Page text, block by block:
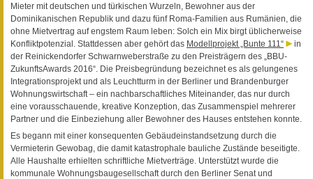
Mieter mit deutschen und türkischen Wurzeln, Bewohner aus der
Dominikanischen Republik und dazu fünf Roma-Familien aus Rumänien, die
ohne Mietvertrag auf engstem Raum leben: Solch ein Mix birgt üblicherweise
Konfliktpotenzial. Stattdessen aber gehört das Modellprojekt „Bunte 111“
in
der Reinickendorfer Schwarnweberstraße zu den Preisträgern des „BBU-
ZukunftsAwards 2016“. Die Preisbegründung bezeichnet es als gelungenes
Integrationsprojekt und als Leuchtturm in der Berliner und Brandenburger
Wohnungswirtschaft – ein nachbarschaftliches Miteinander, das nur durch
eine vorausschauende, kreative Konzeption, das Zusammenspiel mehrerer
Partner und die Einbeziehung aller Bewohner des Hauses entstehen konnte.
Es begann mit einer konsequenten Gebäudeinstandsetzung durch die
Vermieterin Gewobag, die damit katastrophale bauliche Zustände beseitigte.
Alle Haushalte erhielten schriftliche Mietverträge. Unterstützt wurde die
kommunale Wohnungsbaugesellschaft durch den Berliner Senat und